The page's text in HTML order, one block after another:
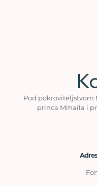
Pod pokroviteljstvom
princa Mihaila i